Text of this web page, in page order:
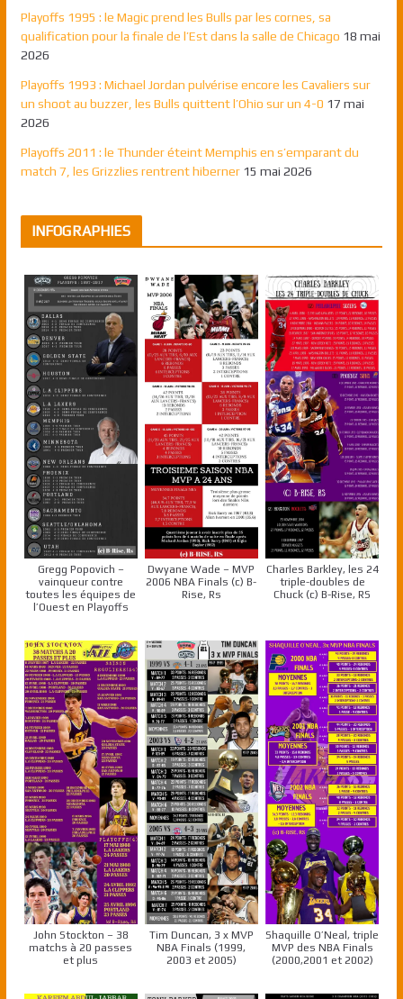
Playoffs 1995 : le Magic prend les Bulls par les cornes, sa
qualification pour la finale de l’Est dans la salle de Chicago 18 mai
2026
Playoffs 1993 : Michael Jordan pulvérise encore les Cavaliers sur
un shoot au buzzer, les Bulls quittent l’Ohio sur un 4-0 17 mai
2026
Playoffs 2011 : le Thunder éteint Memphis en s’emparant du
match 7, les Grizzlies rentrent hiberner 15 mai 2026
INFOGRAPHIES
Gregg Popovich –
vainqueur contre
toutes les équipes de
l’Ouest en Playoffs
Dwyane Wade – MVP
2006 NBA Finals (c) B-
Rise, Rs
Charles Barkley, les 24
triple-doubles de
Chuck (c) B-Rise, RS
John Stockton – 38
matchs à 20 passes
et plus
Tim Duncan, 3 x MVP
NBA Finals (1999,
2003 et 2005)
Shaquille O’Neal, triple
MVP des NBA Finals
(2000,2001 et 2002)